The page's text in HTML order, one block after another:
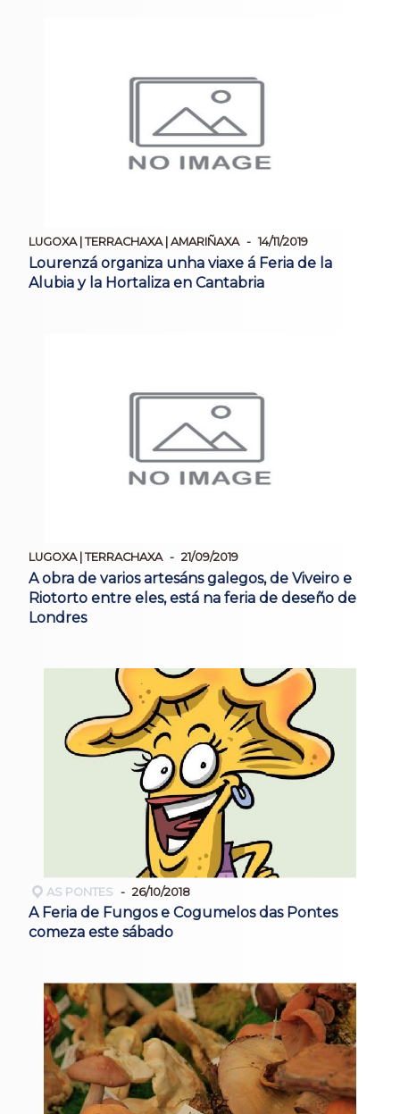
LUGOXA | TERRACHAXA | AMARIÑAXA 14/11/2019
Lourenzá organiza unha viaxe á Feria de la
Alubia y la Hortaliza en Cantabria
LUGOXA | TERRACHAXA 21/09/2019
A obra de varios artesáns galegos, de Viveiro e
Riotorto entre eles, está na feria de deseño de
Londres
AS PONTES 26/10/2018
A Feria de Fungos e Cogumelos das Pontes
comeza este sábado